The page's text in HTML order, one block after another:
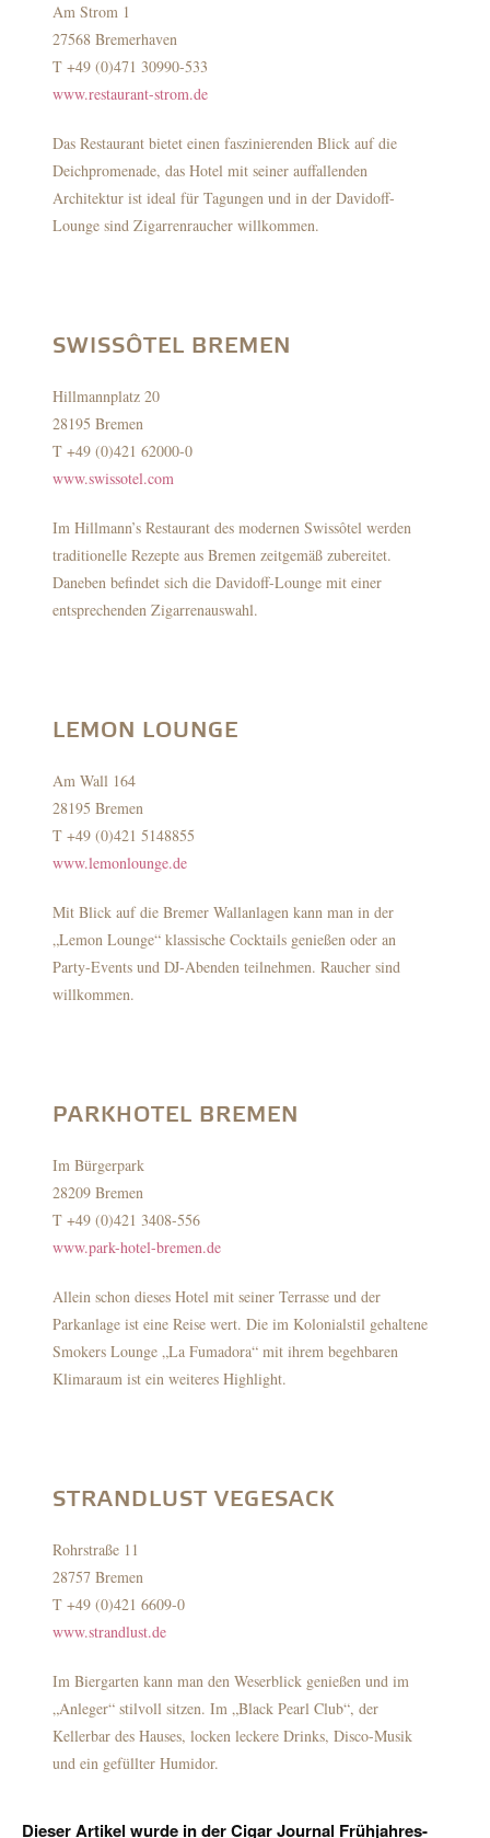
Am Strom 1
27568 Bremerhaven
T +49 (0)471 30990-533
www.restaurant-strom.de
Das Restaurant bietet einen faszinierenden Blick auf die
Deichpromenade, das Hotel mit seiner auffallenden
Architektur ist ideal für Tagungen und in der Davidoff-
Lounge sind Zigarrenraucher willkommen.
SWISSÔTEL BREMEN
Hillmannplatz 20
28195 Bremen
T +49 (0)421 62000-0
www.swissotel.com
Im Hillmann’s Restaurant des modernen Swissôtel werden
traditionelle Rezepte aus Bremen zeitgemäß zubereitet.
Daneben befindet sich die Davidoff-Lounge mit einer
entsprechenden Zigarrenauswahl.
LEMON LOUNGE
Am Wall 164
28195 Bremen
T +49 (0)421 5148855
www.lemonlounge.de
Mit Blick auf die Bremer Wallanlagen kann man in der
„Lemon Lounge“ klassische Cocktails genießen oder an
Party-Events und DJ-Abenden teilnehmen. Raucher sind
willkommen.
PARKHOTEL BREMEN
Im Bürgerpark
28209 Bremen
T +49 (0)421 3408-556
www.park-hotel-bremen.de
Allein schon dieses Hotel mit seiner Terrasse und der
Parkanlage ist eine Reise wert. Die im Kolonialstil gehaltene
Smokers Lounge „La Fumadora“ mit ihrem begehbaren
Klimaraum ist ein weiteres Highlight.
STRANDLUST VEGESACK
Rohrstraße 11
28757 Bremen
T +49 (0)421 6609-0
www.strandlust.de
Im Biergarten kann man den Weserblick genießen und im
„Anleger“ stilvoll sitzen. Im „Black Pearl Club“, der
Kellerbar des Hauses, locken leckere Drinks, Disco-Musik
und ein gefüllter Humidor.
Dieser Artikel wurde in der Cigar Journal Frühjahres-